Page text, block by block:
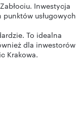
Inwestycja
usługowych
To idealna
dla inwestorów
Krakowa.